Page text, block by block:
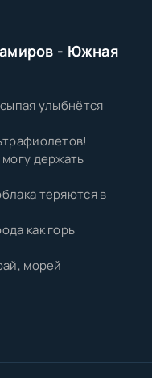
- Южная
улыбнётся
держать
теряются в
как горь
морей
объятие двух морей!